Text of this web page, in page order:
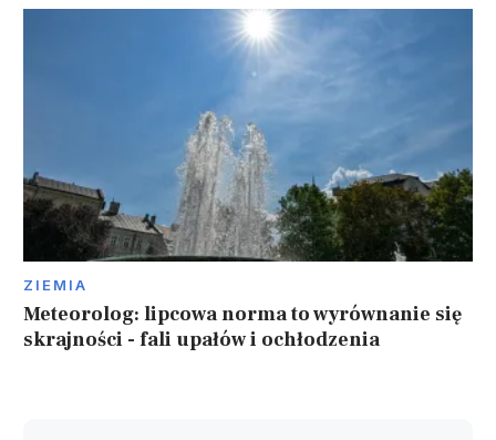
ZIEMIA
Meteorolog: lipcowa norma to wyrównanie się
skrajności - fali upałów i ochłodzenia